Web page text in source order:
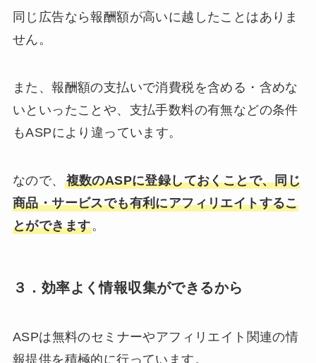
同じ広告なら報酬額が高いに越したことはありま
せん。
また、報酬額の支払いで消費税を含める・含めな
いといったことや、支払手数料の有無などの条件
もASPにより違っています。
なので、 複数のASPに登録しておくことで、同じ
商品・サービスでも有利にアフィリエイトするこ
とができます。
３．効率よく情報収集ができるから
ASPは無料のセミナーやアフィリエイト関連の情
報提供を積極的に行っています。